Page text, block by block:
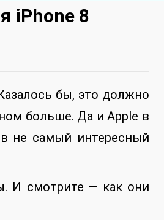
iPhone 8
бы, это должно
больше. Да и Apple в
не самый интересный
И смотрите — как они